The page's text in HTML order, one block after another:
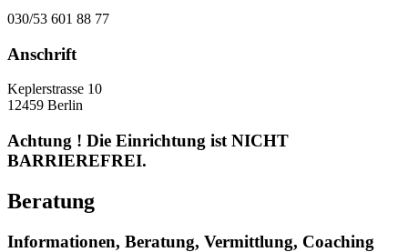
030/53 601 88 77
Anschrift
Keplerstrasse 10
12459 Berlin
Achtung ! Die Einrichtung ist NICHT
BARRIEREFREI.
Beratung
Informationen, Beratung, Vermittlung, Coaching